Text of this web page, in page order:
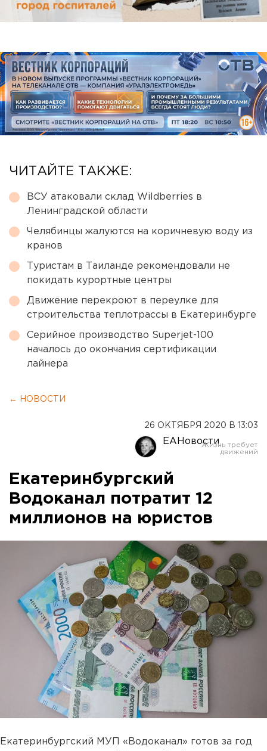
ЧИТАЙТЕ ТАКЖЕ:
ВСУ атаковали склад Wildberries в
Ленинградской области
Челябинцы жалуются на коричневую воду из
кранов
Туристам в Таиланде рекомендовали не
покидать курортные центры
Движение перекроют в переулке для
строительства теплотрассы в Екатеринбурге
Серийное производство Superjet-100
началось до окончания сертификации
лайнера
← НОВОСТИ
26 ОКТЯБРЯ 2020 В 13:03
ЕАНовости
Екатеринбургский
Водоканал потратит 12
миллионов на юристов
Екатеринбургский МУП «Водоканал» готов за год